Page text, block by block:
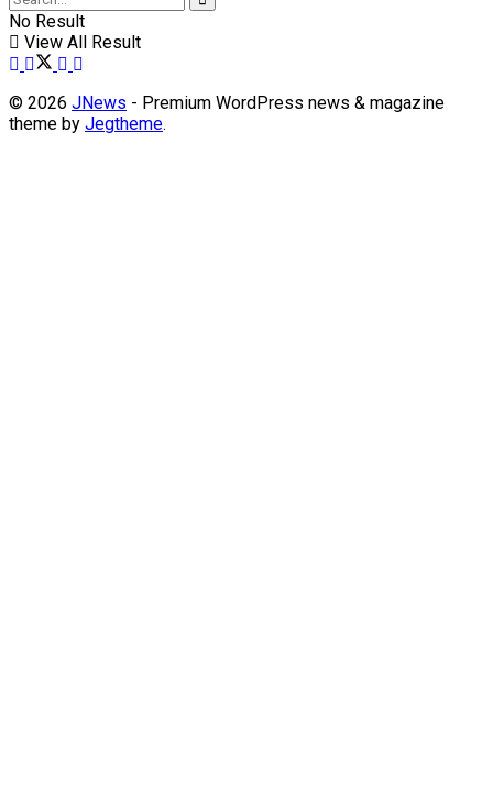
No Result
View All Result
© 2026 JNews - Premium WordPress news & magazine
theme by Jegtheme.